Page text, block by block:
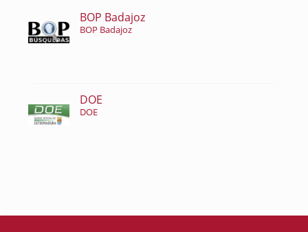
BOP Badajoz
BOP Badajoz
DOE
DOE